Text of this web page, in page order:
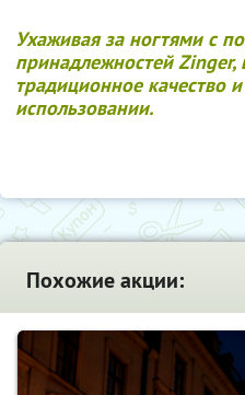
Ухаживая за ногтями с
принадлежностей
традиционное качество
использовании.
Похожие акции: